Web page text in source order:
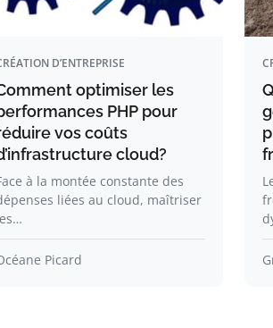
D’ENTREPRISE
optimiser les
PHP pour
vos coûts
cloud?
à la montée constante des
liées au cloud, maîtriser
Picard